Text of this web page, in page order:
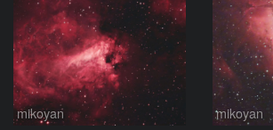
mikoyan mikoyan